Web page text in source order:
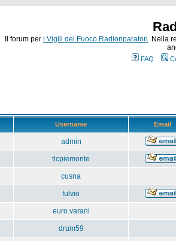
Il forum per i Vigili del Fuoco Radioriparatori. Nella
FAQ
Username Email
admin
tlcpiemonte
cusna
fulvio
euro.varani
drum59